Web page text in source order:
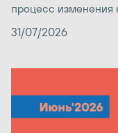
процесс изменения
31/07/2026